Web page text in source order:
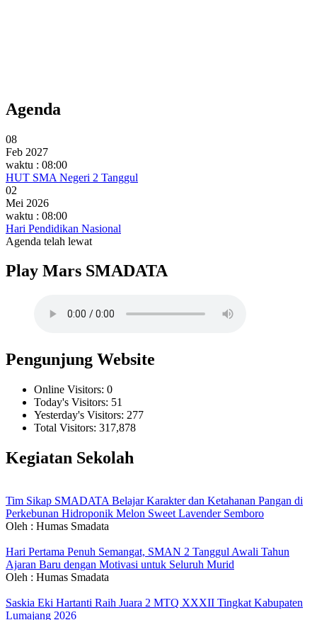
Agenda
08
Feb 2027
waktu : 08:00
HUT SMA Negeri 2 Tanggul
02
Mei 2026
waktu : 08:00
Hari Pendidikan Nasional
Agenda telah lewat
Play Mars SMADATA
Pengunjung Website
Online Visitors: 0
Today's Visitors: 51
Yesterday's Visitors: 277
Total Visitors: 317,878
Kegiatan Sekolah
Tim Sikap SMADATA Belajar Karakter dan Ketahanan Pangan di
Perkebunan Hidroponik Melon Sweet Lavender Semboro
Oleh : Humas Smadata
Hari Pertama Penuh Semangat, SMAN 2 Tanggul Awali Tahun
Ajaran Baru dengan Motivasi untuk Seluruh Murid
Oleh : Humas Smadata
Saskia Eki Hartanti Raih Juara 2 MTQ XXXII Tingkat Kabupaten
Lumajang 2026